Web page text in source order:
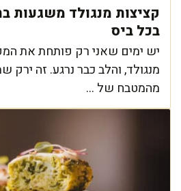
קציצות מנגולד משגעות
בכל ביס
יש ימים שאני רק פותחת את
מנגולד, והלב כבר נרגע. זה ירק
מהמטבח של ...